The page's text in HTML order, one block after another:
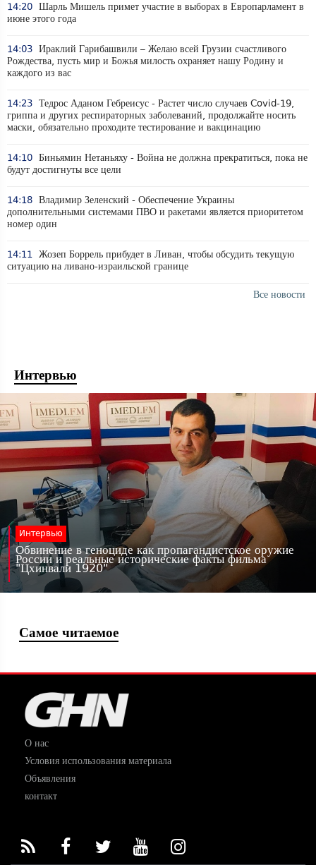
14:20 Шарль Мишель примет участие в выборах в Европарламент в
июне этого года
14:03 Ираклий Гарибашвили – Желаю всей Грузии счастливого
Рождества, пусть мир и Божья милость охраняет нашу Родину и
каждого из вас
14:23 Тедрос Аданом Гебреисус - Растет число случаев Covid-19,
гриппа и других респираторных заболеваний, продолжайте носить
маски, обязательно проходите тестирование и вакцинацию
14:10 Биньямин Нетаньяху - Война не должна прекратиться, пока не
будут достигнуты все цели
14:18 Владимир Зеленский - Обеспечение Украины
дополнительными системами ПВО и ракетами является приоритетом
номер один
14:11
Жозеп Боррель прибудет в Ливан, чтобы обсудить текущую
ситуацию на ливано-израильской границе
Все новости
Интервью
Интервью
Обвинение в геноциде как пропагандистское оружие
России и реальные исторические факты фильма
"Цхинвали 1920"
Самое читаемое
О нас
Условия использования материала
Объявления
контакт